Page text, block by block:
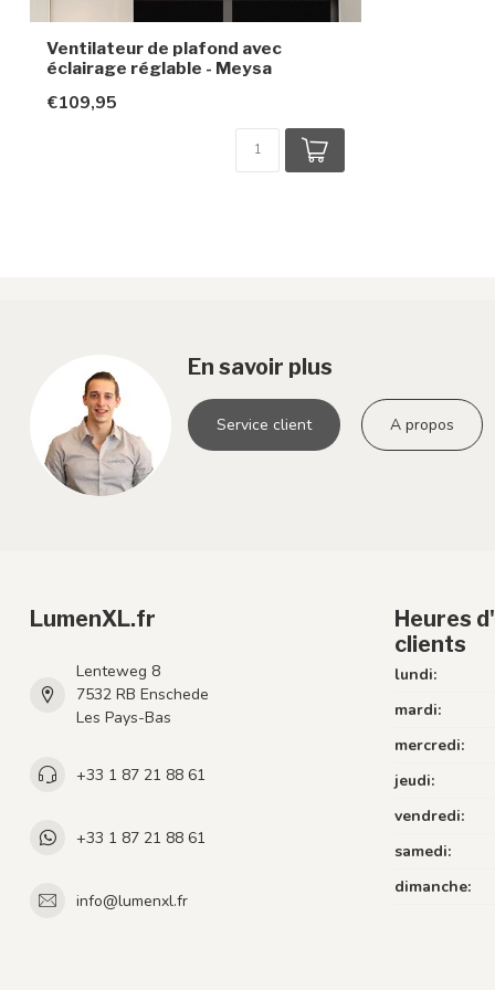
Ventilateur de plafond avec
éclairage réglable - Meysa
€109,95
En savoir plus
Service client A propos
LumenXL.fr
Lenteweg 8
7532 RB Enschede
Les Pays-Bas
+33 1 87 21 88 61
+33 1 87 21 88 61
info@lumenxl.fr
Heures
clients
lundi:
mardi:
mercredi:
jeudi:
vendredi:
samedi:
dimanche: